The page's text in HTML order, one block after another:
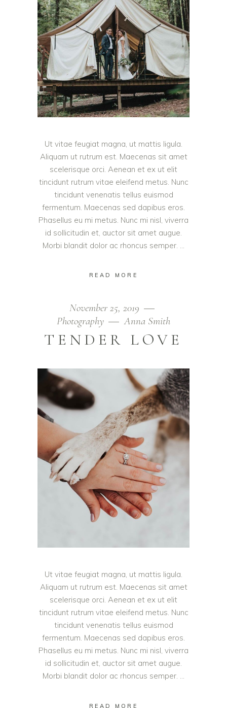
Ut vitae feugiat magna, ut mattis ligula.
Aliquam ut rutrum est. Maecenas sit amet
scelerisque orci. Aenean et ex ut elit
tincidunt rutrum vitae eleifend metus. Nunc
tincidunt venenatis tellus euismod
fermentum. Maecenas sed dapibus eros.
Phasellus eu mi metus. Nunc mi nisl, viverra
id sollicitudin et, auctor sit amet augue.
Morbi blandit dolor ac rhoncus semper.
READ MORE
November 25, 2019
Photography
Anna Smith
TENDER LOVE
Ut vitae feugiat magna, ut mattis ligula.
Aliquam ut rutrum est. Maecenas sit amet
scelerisque orci. Aenean et ex ut elit
tincidunt rutrum vitae eleifend metus. Nunc
tincidunt venenatis tellus euismod
fermentum. Maecenas sed dapibus eros.
Phasellus eu mi metus. Nunc mi nisl, viverra
id sollicitudin et, auctor sit amet augue.
Morbi blandit dolor ac rhoncus semper.
READ MORE